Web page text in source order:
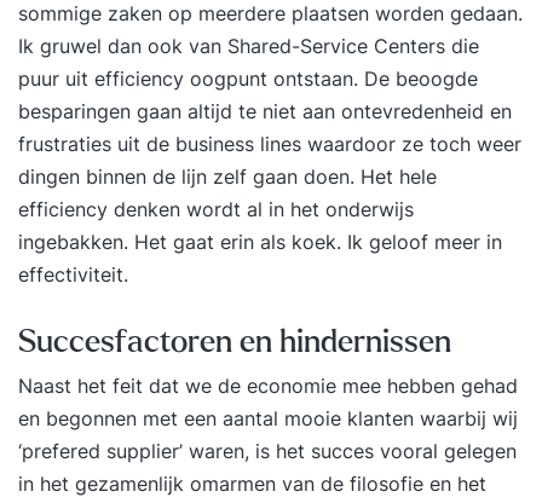
sommige zaken op meerdere plaatsen worden gedaan.
Ik gruwel dan ook van Shared-Service Centers die
puur uit efficiency oogpunt ontstaan. De beoogde
besparingen gaan altijd te niet aan ontevredenheid en
frustraties uit de business lines waardoor ze toch weer
dingen binnen de lijn zelf gaan doen. Het hele
efficiency denken wordt al in het onderwijs
ingebakken. Het gaat erin als koek. Ik geloof meer in
effectiviteit.
Succesfactoren en hindernissen
Naast het feit dat we de economie mee hebben gehad
en begonnen met een aantal mooie klanten waarbij wij
‘prefered supplier’ waren, is het succes vooral gelegen
in het gezamenlijk omarmen van de filosofie en het